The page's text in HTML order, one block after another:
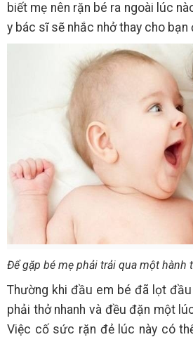
biết mẹ nên rặn bé ra ngoài lúc
y bác sĩ sẽ nhắc nhở thay cho bạn
Để gặp bé mẹ phải trải qua một hành
Thường khi đầu em bé đã lọt
phải thở nhanh và đều đặn một
Việc cố sức rặn đẻ lúc này có